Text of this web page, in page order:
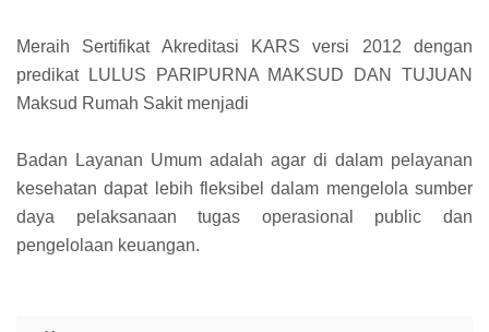
Meraih Sertifikat Akreditasi KARS versi 2012 dengan
predikat LULUS PARIPURNA MAKSUD DAN TUJUAN
Maksud Rumah Sakit menjadi
Badan Layanan Umum adalah agar di dalam pelayanan
kesehatan dapat lebih fleksibel dalam mengelola sumber
daya pelaksanaan tugas operasional public dan
pengelolaan keuangan.